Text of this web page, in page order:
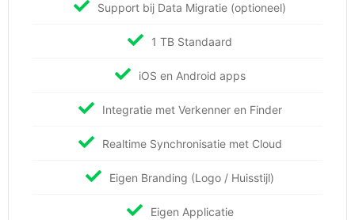
Support bij Data Migratie (optioneel)
1 TB Standaard
iOS en Android apps
Integratie met Verkenner en Finder
Realtime Synchronisatie met Cloud
Eigen Branding (Logo / Huisstijl)
Eigen Applicatie